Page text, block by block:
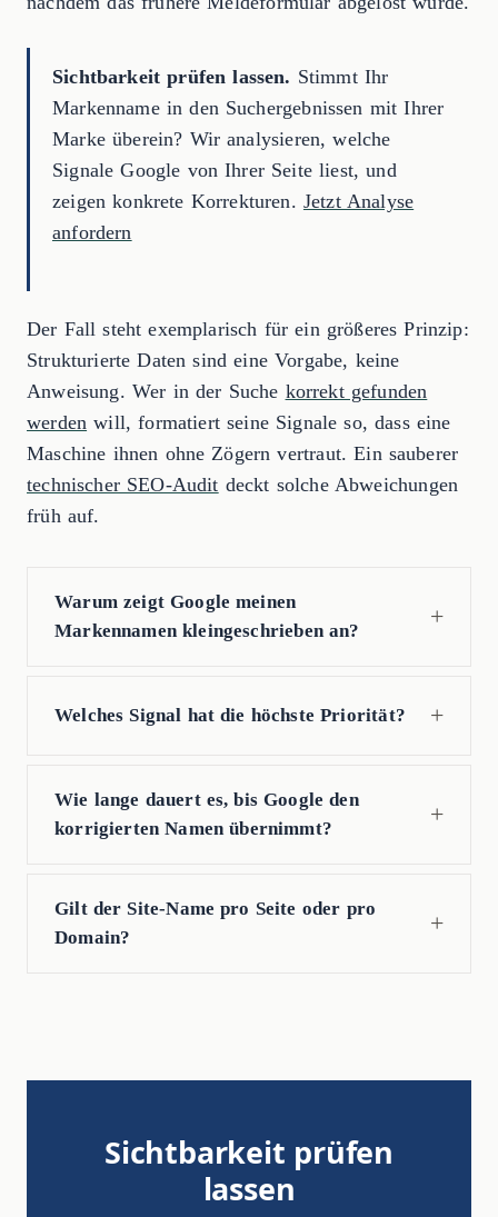
Sichtbarkeit prüfen lassen. Stimmt Ihr
Markenname in den Suchergebnissen mit Ihrer
Marke überein? Wir analysieren, welche
Signale Google von Ihrer Seite liest, und
zeigen konkrete Korrekturen. Jetzt Analyse
anfordern
Der Fall steht exemplarisch für ein größeres Prinzip:
Strukturierte Daten sind eine Vorgabe, keine
Anweisung. Wer in der Suche korrekt gefunden
werden will, formatiert seine Signale so, dass eine
Maschine ihnen ohne Zögern vertraut. Ein sauberer
technischer SEO-Audit deckt solche Abweichungen
früh auf.
Warum zeigt Google meinen
Markennamen kleingeschrieben an?
Welches Signal hat die höchste Priorität?
Wie lange dauert es, bis Google den
korrigierten Namen übernimmt?
Gilt der Site-Name pro Seite oder pro
Domain?
Sichtbarkeit prüfen
lassen